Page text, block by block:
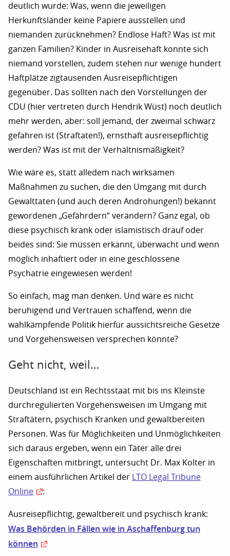
deutlich wurde: Was, wenn die jeweiligen
Herkunftsländer keine Papiere ausstellen und
niemanden zurücknehmen? Endlose Haft? Was ist mit
ganzen Familien? Kinder in Ausreisehaft konnte sich
niemand vorstellen, zudem stehen nur wenige hundert
Haftplätze zigtausenden Ausreisepflichtigen
gegenüber. Das sollten nach den Vorstellungen der
CDU (hier vertreten durch Hendrik Wüst) noch deutlich
mehr werden, aber: soll jemand, der zweimal schwarz
gefahren ist (Straftaten!), ernsthaft ausreisepflichtig
werden? Was ist mit der Verhältnismäßigkeit?
Wie wäre es, statt alledem nach wirksamen
Maßnahmen zu suchen, die den Umgang mit durch
Gewalttaten (und auch deren Androhungen!) bekannt
gewordenen „Gefährdern“ verändern? Ganz egal, ob
diese psychisch krank oder islamistisch drauf oder
beides sind: Sie müssen erkannt, überwacht und wenn
möglich inhaftiert oder in eine geschlossene
Psychatrie eingewiesen werden!
So einfach, mag man denken. Und wäre es nicht
beruhigend und Vertrauen schaffend, wenn die
wahlkämpfende Politik hierfür aussichtsreiche Gesetze
und Vorgehensweisen versprechen könnte?
Geht nicht, weil…
Deutschland ist ein Rechtsstaat mit bis ins Kleinste
durchregulierten Vorgehensweisen im Umgang mit
Straftätern, psychisch Kranken und gewaltbereiten
Personen. Was für Möglichkeiten und Unmöglichkeiten
sich daraus ergeben, wenn ein Täter alle drei
Eigenschaften mitbringt, untersucht Dr. Max Kolter in
einem ausführlichen Artikel der LTO Legal Tribune
Online
:
Ausreisepflichtig, gewaltbereit und psychisch krank:
Was Behörden in Fällen wie in Aschaf­fen­burg tun
können